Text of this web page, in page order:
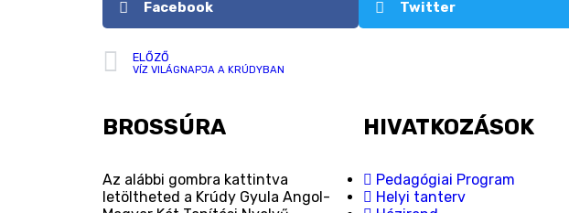
Facebook Twitter
ELŐZŐ
VÍZ VILÁGNAPJA A KRÚDYBAN
BROSSÚRA
Az alábbi gombra kattintva
letöltheted a Krúdy Gyula Angol-
HIVATKOZÁSOK
Pedagógiai Program
Helyi tanterv